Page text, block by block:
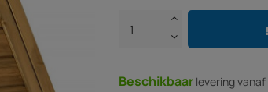
Beschikbaar levering vanaf